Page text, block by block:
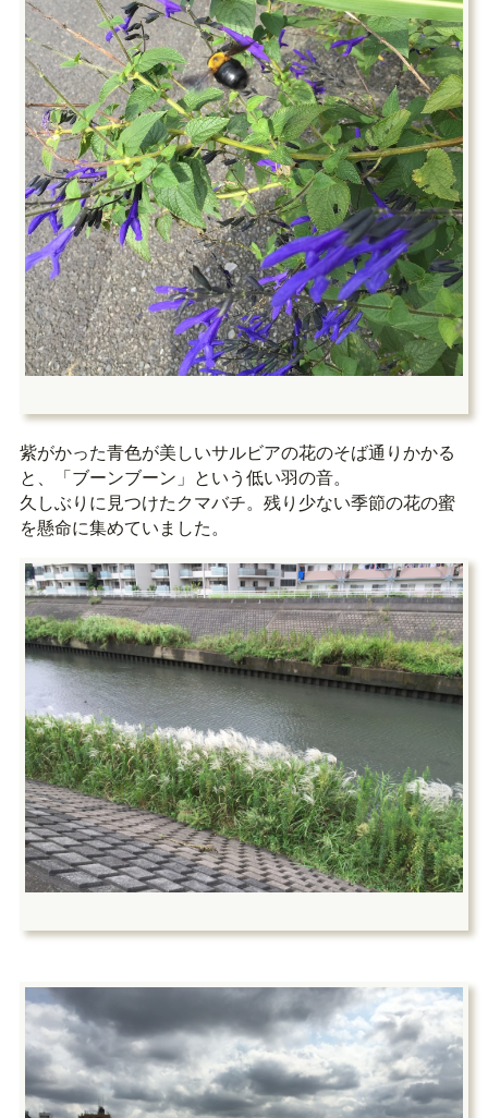
紫がかった青色が美しいサルビアの花のそば通りかかる
と、「ブーンブーン」という低い羽の音。
久しぶりに見つけたクマバチ。残り少ない季節の花の蜜
を懸命に集めていました。